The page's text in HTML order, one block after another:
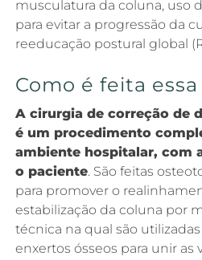
musculatura da coluna, uso
para evitar a progressão da
reeducação postural global
Como é feita
A cirurgia de correção de
é um procedimento
ambiente hospitalar, com
o paciente. São feitas
para promover o
estabilização da coluna por
técnica na qual são
enxertos ósseos para unir as